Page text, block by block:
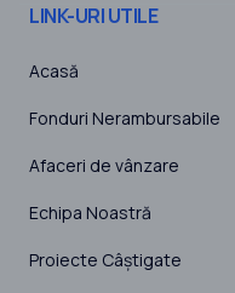
LINK-URI UTILE
Acasă
Fonduri Nerambursabile
Afaceri de vânzare
Echipa Noastră
Proiecte Câștigate